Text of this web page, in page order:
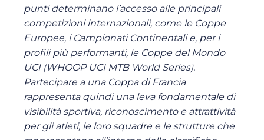
punti determinano l’accesso alle principali
competizioni internazionali, come le Coppe
Europee, i Campionati Continentali e, per i
profili più performanti, le Coppe del Mondo
UCI (WHOOP UCI MTB World Series).
Partecipare a una Coppa di Francia
rappresenta quindi una leva fondamentale di
visibilità sportiva, riconoscimento e attrattività
per gli atleti, le loro squadre e le strutture che